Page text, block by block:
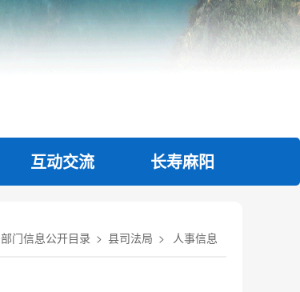
互动交流 长寿麻阳
部门信息公开目录 > 县司法局 > 人事信息